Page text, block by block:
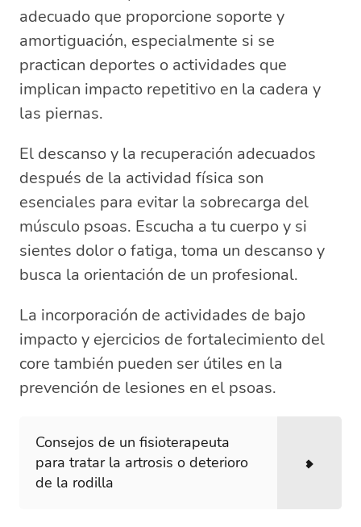
adecuado que proporcione soporte y
amortiguación, especialmente si se
practican deportes o actividades que
implican impacto repetitivo en la cadera y
las piernas.
El descanso y la recuperación adecuados
después de la actividad física son
esenciales para evitar la sobrecarga del
músculo psoas. Escucha a tu cuerpo y si
sientes dolor o fatiga, toma un descanso y
busca la orientación de un profesional.
La incorporación de actividades de bajo
impacto y ejercicios de fortalecimiento del
core también pueden ser útiles en la
prevención de lesiones en el psoas.
Consejos de un fisioterapeuta
para tratar la artrosis o deterioro
de la rodilla